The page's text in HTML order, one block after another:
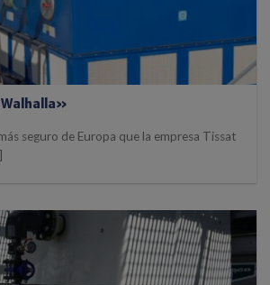
seguro de Europa que la empresa Tissat